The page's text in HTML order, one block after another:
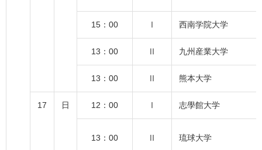
15：00 Ⅰ 西南学院大学
13：00 Ⅱ 九州産業大学
13：00 Ⅱ 熊本大学
17 日 12：00 Ⅰ 志學館大学
13：00 Ⅱ 琉球大学